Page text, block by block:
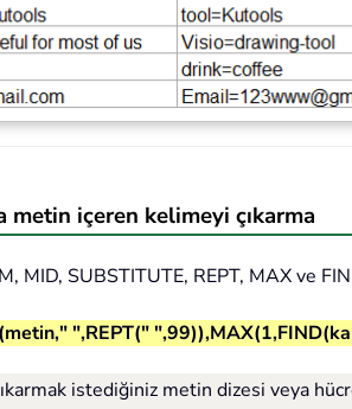
içeren kelimeyi çıkarma
MID, SUBSTITUTE, REPT, MAX ve
",REPT("
istediğiniz metin dizesi veya